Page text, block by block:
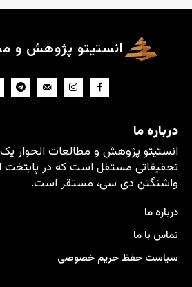
انستیتو پژوهش و
درباره ما
انستیتو پژوهش و مطالعات الحوار
تحقیقاتی مستقل است که در پایتخت
واشنگتن دی سی، مستقر است.
درباره ما
تماس با ما
سیاست حفظ حریم خصوصی